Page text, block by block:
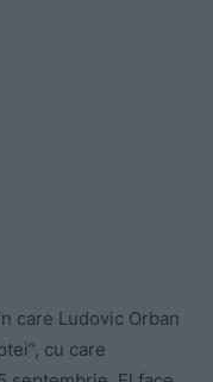
care Ludovic Orban
cu care